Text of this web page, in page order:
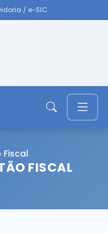
/ e-SIC
Fiscal
FISCAL